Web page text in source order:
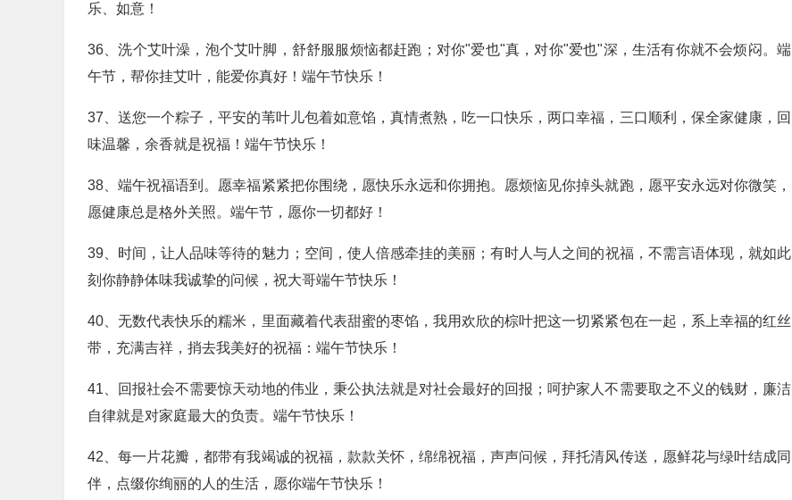
乐、如意！
36、洗个艾叶澡，泡个艾叶脚，舒舒服服烦恼都赶跑；对你"爱也"真，对你"爱也"深，生活有你就不会烦闷。端
午节，帮你挂艾叶，能爱你真好！端午节快乐！
37、送您一个粽子，平安的苇叶儿包着如意馅，真情煮熟，吃一口快乐，两口幸福，三口顺利，保全家健康，回
味温馨，余香就是祝福！端午节快乐！
38、端午祝福语到。愿幸福紧紧把你围绕，愿快乐永远和你拥抱。愿烦恼见你掉头就跑，愿平安永远对你微笑，
愿健康总是格外关照。端午节，愿你一切都好！
39、时间，让人品味等待的魅力；空间，使人倍感牵挂的美丽；有时人与人之间的祝福，不需言语体现，就如此
刻你静静体味我诚挚的问候，祝大哥端午节快乐！
40、无数代表快乐的糯米，里面藏着代表甜蜜的枣馅，我用欢欣的棕叶把这一切紧紧包在一起，系上幸福的红丝
带，充满吉祥，捎去我美好的祝福：端午节快乐！
41、回报社会不需要惊天动地的伟业，秉公执法就是对社会最好的回报；呵护家人不需要取之不义的钱财，廉洁
自律就是对家庭最大的负责。端午节快乐！
42、每一片花瓣，都带有我竭诚的祝福，款款关怀，绵绵祝福，声声问候，拜托清风传送，愿鲜花与绿叶结成同
伴，点缀你绚丽的人的生活，愿你端午节快乐！